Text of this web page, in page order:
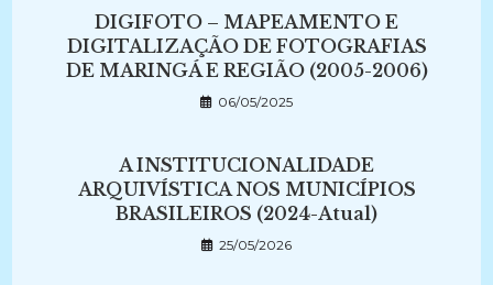
DIGIFOTO – MAPEAMENTO E
DIGITALIZAÇÃO DE FOTOGRAFIAS
DE MARINGÁ E REGIÃO (2005-2006)
06/05/2025
A INSTITUCIONALIDADE
ARQUIVÍSTICA NOS MUNICÍPIOS
BRASILEIROS (2024-Atual)
25/05/2026